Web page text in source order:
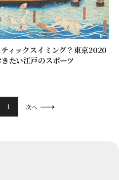
ィックスイミング？東京2020
たい江戸のスポーツ
1 次へ